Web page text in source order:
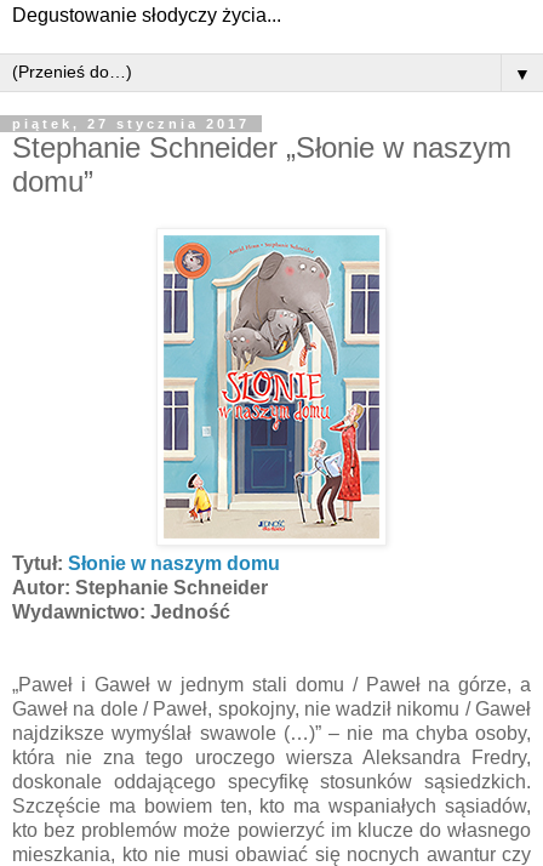
Degustowanie słodyczy życia...
▼
piątek, 27 stycznia 2017
Stephanie Schneider „Słonie w naszym
domu”
Tytuł: Słonie w naszym domu
Autor: Stephanie Schneider
Wydawnictwo: Jedność
„Paweł i Gaweł w jednym stali domu / Paweł na górze, a
Gaweł na dole / Paweł, spokojny, nie wadził nikomu / Gaweł
najdziksze wymyślał swawole (…)” – nie ma chyba osoby,
która nie zna tego uroczego wiersza Aleksandra Fredry,
doskonale oddającego specyfikę stosunków sąsiedzkich.
Szczęście ma bowiem ten, kto ma wspaniałych sąsiadów,
kto bez problemów może powierzyć im klucze do własnego
mieszkania, kto nie musi obawiać się nocnych awantur czy